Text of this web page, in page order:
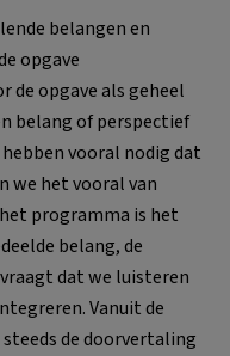
belangen en
opgave
de opgave als geheel
belang of perspectief
vooral nodig dat
we het vooral van
programma is het
belang, de
dat we luisteren
Vanuit de
de doorvertaling